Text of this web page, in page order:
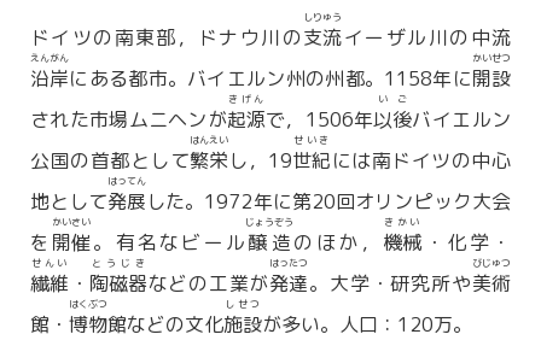
ドイツの南東部，ドナウ川の支流
しりゅう
イーザル川の中流
沿岸
えんがん
にある都市。バイエルン州の州都。1158年に開設
かいせつ
された市場ムニヘンが起源
きげん
で，1506年以後
いご
バイエルン
公国の首都として繁栄
はんえい
し，19世紀
せいき
には南ドイツの中心
地として発展
はってん
した。1972年に第20回オリンピック大会
を 開催
かいさい
。有名なビール醸造
じょうぞう
のほか， 機械
きかい
・化学・
繊維
せんい
・ 陶磁器
とうじき
などの工業が発達
はったつ
。大学・研究所や美術
びじゅつ
館・ 博物
はくぶつ
館などの文化施設
しせつ
が多い。人口：120万。